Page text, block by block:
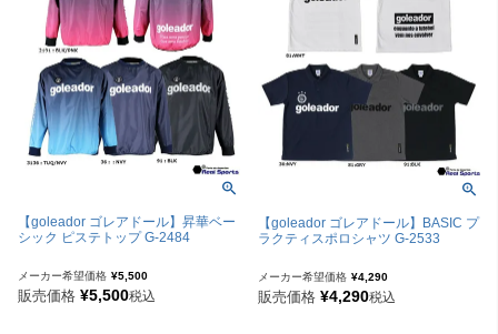
【goleador ゴレアドール】昇華ベー
シック ピステトップ G-2484
メーカー希望価格 ¥5,500
販売価格 ¥5,500税込
【goleador ゴレアドール】BASIC プ
ラクティスポロシャツ G-2533
メーカー希望価格 ¥4,290
販売価格 ¥4,290税込